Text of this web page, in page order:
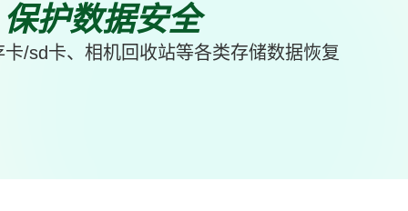
护数据安全
/sd卡、相机回收站等各类存储数据恢复